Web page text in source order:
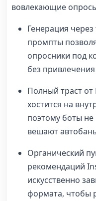
вовлекающие
Генерация через
промпты
опросники под
без
Полный траст
хостится на
поэтому боты не
вешают
Органический
рекомендаций
искусственно
формата, чтобы